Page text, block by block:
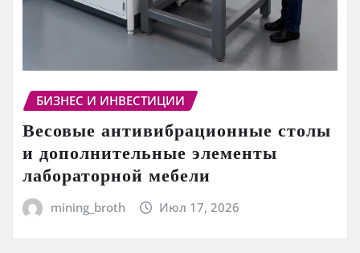
БИЗНЕС И ИНВЕСТИЦИИ
Весовые антивибрационные столы
и дополнительные элементы
лабораторной мебели
mining_broth Июл 17, 2026